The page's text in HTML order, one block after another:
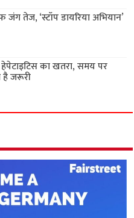
जंग तेज, ‘स्टॉप डायरिया अभियान’
का खतरा, समय पर
जरूरी